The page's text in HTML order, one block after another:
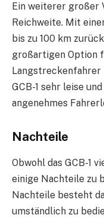
Ein weiterer großer
Reichweite. Mit
bis zu 100 km
großartigen Option
Langstreckenfahrer
GCB-1 sehr leise
angenehmes
Nachteile
Obwohl das GCB-1
einige Nachteile zu
Nachteile besteht
umständlich zu